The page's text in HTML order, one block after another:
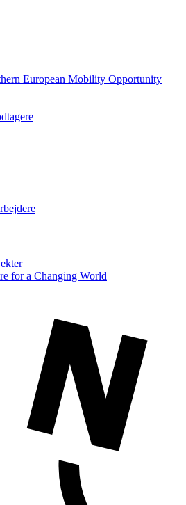
European Mobility Opportunity
for a Changing World